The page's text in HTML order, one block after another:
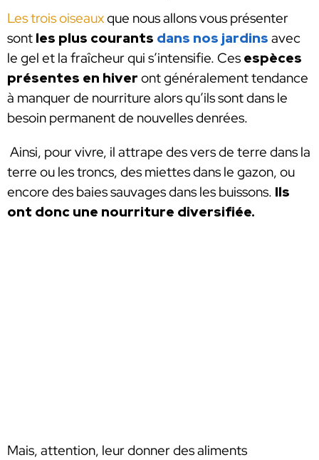
Les trois oiseauxque nous allons vous présenter
sont les plus courants dans nos jardins avec
le gel et la fraîcheur qui s’intensifie. Ces espèces
présentes en hiver ont généralement tendance
à manquer de nourriture alors qu’ils sont dans le
besoin permanent de nouvelles denrées.
Ainsi, pour vivre, il attrape des vers de terre dans la
terre ou les troncs, des miettes dans le gazon, ou
encore des baies sauvages dans les buissons. Ils
ont donc une nourriture diversifiée.
Mais, attention, leur donner des aliments